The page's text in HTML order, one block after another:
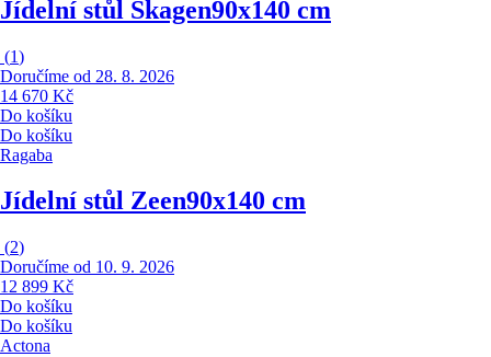
Jídelní stůl Skagen90x140 cm
(1)
Doručíme od 28. 8. 2026
14 670 Kč
Do košíku
Do košíku
Ragaba
Jídelní stůl Zeen90x140 cm
(2)
Doručíme od 10. 9. 2026
12 899 Kč
Do košíku
Do košíku
Actona